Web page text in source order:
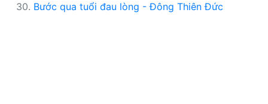
30. Bước qua tuổi đau lòng - Đông Thiên Đức